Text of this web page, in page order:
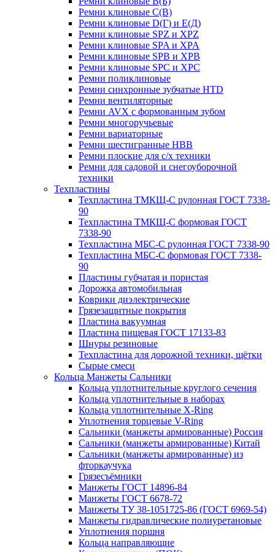
Ремни клиновые С(В)
Ремни клиновые D(Г) и Е(Д)
Ремни клиновые SPZ и XPZ
Ремни клиновые SPA и XPA
Ремни клиновые SPB и XPB
Ремни клиновые SPC и XPC
Ремни поликлиновые
Ремни синхронные зубчатые HTD
Ремни вентиляторные
Ремни AVX с формованным зубом
Ремни многоручьевые
Ремни вариаторные
Ремни шестигранные HBB
Ремни плоские для с/х техники
Ремни для садовой и снегоуборочной
техники
Техпластины
Техпластина ТМКЩ-С рулонная ГОСТ 7338-
90
Техпластина ТМКЩ-С формовая ГОСТ
7338-90
Техпластина МБС-С рулонная ГОСТ 7338-90
Техпластина МБС-С формовая ГОСТ 7338-
90
Пластины губчатая и пористая
Дорожка автомобильная
Коврики диэлектрические
Грязезащитные покрытия
Пластина вакуумная
Пластина пищевая ГОСТ 17133-83
Шнуры резиновые
Техпластина для дорожной техники, щётки
Сырые смеси
Кольца Манжеты Сальники
Кольца уплотнительные круглого сечения
Кольца уплотнительные в наборах
Кольца уплотнительные Х-Ring
Уплотнения торцевые V-Ring
Сальники (манжеты армированные) Россия
Сальники (манжеты армированные) Китай
Сальники (манжеты армированные) из
фторкаучука
Грязесъёмники
Манжеты ГОСТ 14896-84
Манжеты ГОСТ 6678-72
Манжеты ТУ 38-1051725-86 (ГОСТ 6969-54)
Манжеты гидравлические полиуретановые
Уплотнения поршня
Кольца направляющие